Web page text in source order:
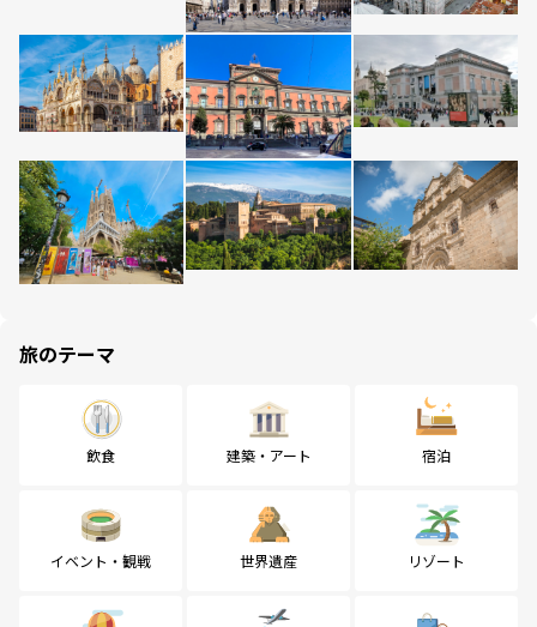
旅のテーマ
飲食 建築・アート 宿泊
イベント・観戦 世界遺産 リゾート